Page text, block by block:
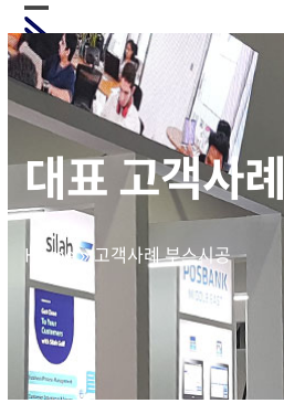
Skip
to
content
Open
mobile
menu
Close
mobile
menu
대표 고객사례
Home»고객사례 부스시공